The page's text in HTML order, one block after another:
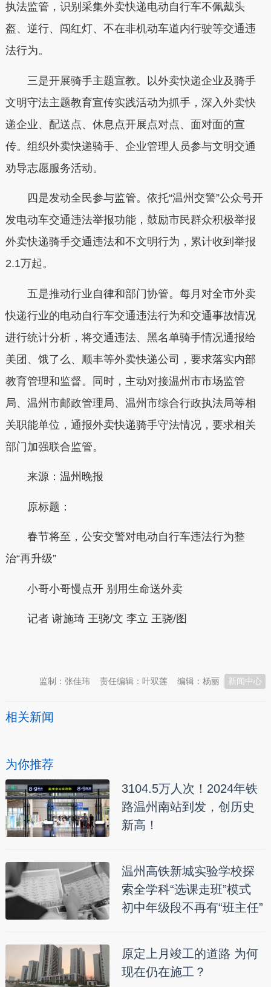
执法监管，识别采集外卖快递电动自行车不佩戴头
盔、逆行、闯红灯、不在非机动车道内行驶等交通违
法行为。
三是开展骑手主题宣教。以外卖快递企业及骑手
文明守法主题教育宣传实践活动为抓手，深入外卖快
递企业、配送点、休息点开展点对点、面对面的宣
传。组织外卖快递骑手、企业管理人员参与文明交通
劝导志愿服务活动。
四是发动全民参与监管。依托“温州交警”公众号开
发电动车交通违法举报功能，鼓励市民群众积极举报
外卖快递骑手交通违法和不文明行为，累计收到举报
2.1万起。
五是推动行业自律和部门协管。每月对全市外卖
快递行业的电动自行车交通违法行为和交通事故情况
进行统计分析，将交通违法、黑名单骑手情况通报给
美团、饿了么、顺丰等外卖快递公司，要求落实内部
教育管理和监督。同时，主动对接温州市市场监管
局、温州市邮政管理局、温州市综合行政执法局等相
关职能单位，通报外卖快递骑手守法情况，要求相关
部门加强联合监管。
来源：温州晚报
原标题：
春节将至，公安交警对电动自行车违法行为整
治“再升级”
小哥小哥慢点开 别用生命送外卖
记者 谢施琦 王骁/文 李立 王骁/图
新闻中心
编辑：杨丽
责任编辑：叶双莲
监制：张佳玮
相关新闻
为你推荐
3104.5万人次！2024年铁
路温州南站到发，创历史
新高！
温州高铁新城实验学校探
索全学科“选课走班”模式
初中年级段不再有“班主任”
原定上月竣工的道路 为何
现在仍在施工？